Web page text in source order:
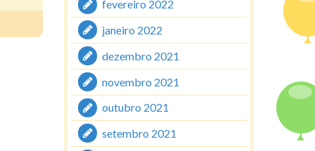
fevereiro 2022
janeiro 2022
dezembro 2021
novembro 2021
outubro 2021
setembro 2021